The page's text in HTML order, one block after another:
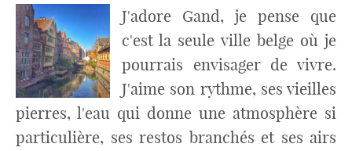
J'adore Gand, je pense que
c'est la seule ville belge où je
pourrais envisager de vivre.
J'aime son rythme, ses vieilles
pierres, l'eau qui donne une atmosphère si
particulière, ses restos branchés et ses airs